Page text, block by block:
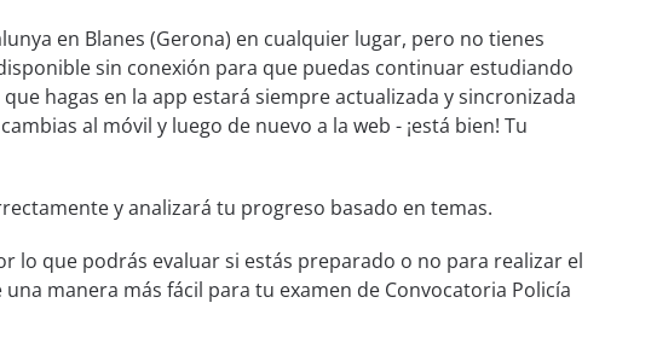
en Blanes (Gerona) en cualquier lugar, pero no tienes
sin conexión para que puedas continuar estudiando
hagas en la app estará siempre actualizada y sincronizada
al móvil y luego de nuevo a la web - ¡está bien! Tu
y analizará tu progreso basado en temas.
lo que podrás evaluar si estás preparado o no para realizar el
manera más fácil para tu examen de Convocatoria Policía